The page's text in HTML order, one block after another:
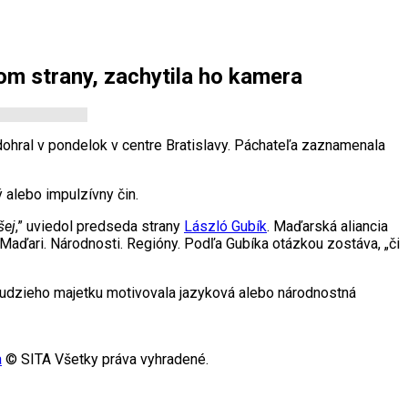
strany, zachytila ho kamera
v pondelok v centre Bratislavy. Páchateľa zaznamenala
alebo impulzívny čin.
,” uviedol predseda strany László Gubík. Maďarská aliancia
Národnosti. Regióny. Podľa Gubíka otázkou zostáva, „či
majetku motivovala jazyková alebo národnostná
© SITA Všetky práva vyhradené.